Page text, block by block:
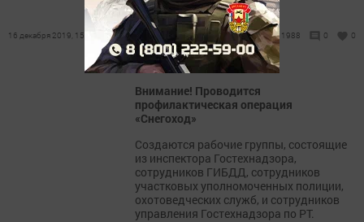
16 декабря 2019, 15:47 1988 0 0
Внимание! Проводится
профилактическая операция
«Снегоход»
Создаются рабочие группы, состоящие
из инспектора Гостехнадзора,
сотрудников ГИБДД, сотрудников
участковых уполномоченных полиции,
охотоведческих служб, и сотрудников
управления Гостехнадзора по РТ.